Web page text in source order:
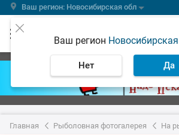
Ваш регион: Новосибирская обл
Ваш регион
Нет Да
Главная Рыболовная фотогалерея На